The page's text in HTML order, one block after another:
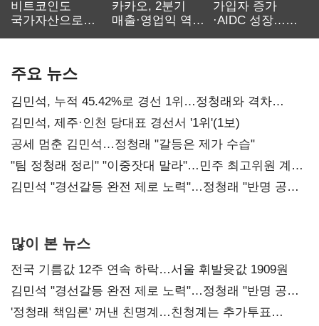
비트코인도
국가자산으로…'
카카오, 2분기
매출·영업익 역대
가입자 증가
·AIDC 성장…
주요 뉴스
김민석, 누적 45.42%로 경선 1위…정청래와 격차
0.86%p(2보)
김민석, 제주·인천 당대표 경선서 '1위'(1보)
공세 멈춘 김민석…정청래 "갈등은 제가 수습"
"팀 정청래 정리" "이중잣대 말라"…민주 최고위원 계파
다툼 격화
김민석 "경선갈등 완전 제로 노력"…정청래 "반명 공세
많이 본 뉴스
전국 기름값 12주 연속 하락…서울 휘발윳값 1909원
김민석 "경선갈등 완전 제로 노력"…정청래 "반명 공세
사과부터"
'정청래 책임론' 꺼낸 친명계…친청계는 추가투표